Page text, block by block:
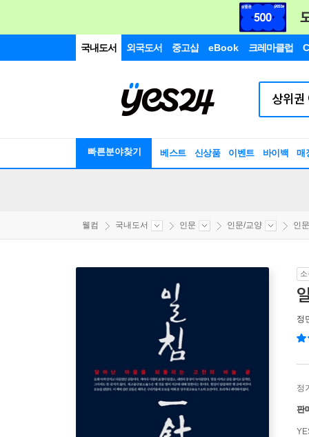
국내도서 외국도서 중고샵 eBook 크레마클럽
빠른분야찾기 베스트 신상품 이벤트 바이백 매
웰컴 국내도서 인문 인문/교양 인
정
정
판